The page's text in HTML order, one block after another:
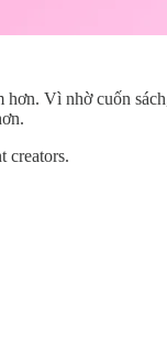
Vì nhờ cuốn
creators.